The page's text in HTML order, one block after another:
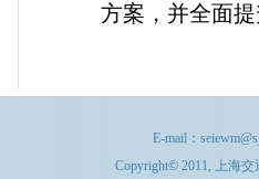
方案，并全面
E-mail：
Copyright© 2011, 上海